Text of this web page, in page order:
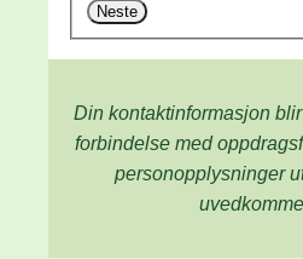
Neste
Din kontaktinformasjon
forbindelse med
person­­opplysninger